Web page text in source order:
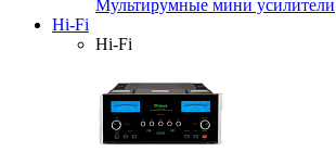
Мультирумные мини усилители
Hi-Fi
Hi-Fi